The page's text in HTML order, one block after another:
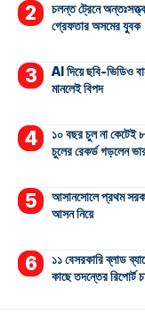
চলন্ত ট্রেনে
গ্রেফতার অসমের যুবক
AI দিয়ে ছবি-ভিডিও
মানলেই বিপদ
১০ বছর চুল না কেটেই
চুলের রেকর্ড গড়লেন
আসানসোলে প্রথম
আসন নিয়ে
১১ বেসরকারি ব্লাড
কাছে তদন্তের রিপোর্ট